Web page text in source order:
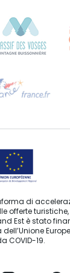
per e-mail
di
offerte
Est è stato
COVID-19.